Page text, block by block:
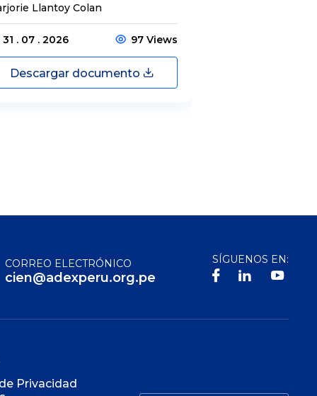
Llantoy Colan
31 . 07 . 2026 97 Views
Descargar documento
CORREO ELECTRÓNICO
cien@adexperu.org.pe
SÍGUENOS EN:
Privacidad